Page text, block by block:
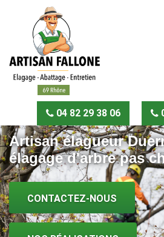
04 82 29 38 06
Artisan élagueur
élagage d'arbre pas
CONTACTEZ-NOUS